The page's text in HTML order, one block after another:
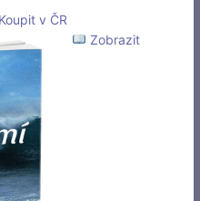
Koupit v ČR
Zobrazit